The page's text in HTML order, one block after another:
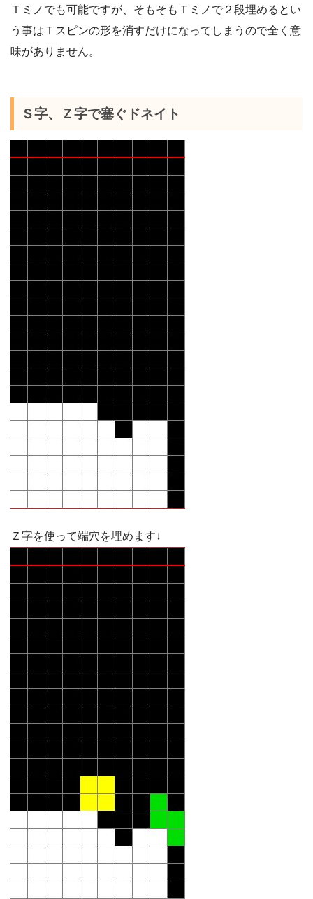
Ｔミノでも可能ですが、そもそもＴミノで２段埋めるとい
う事はＴスピンの形を消すだけになってしまうので全く意
味がありません。
Ｓ字、Ｚ字で塞ぐドネイト
Ｚ字を使って端穴を埋めます↓